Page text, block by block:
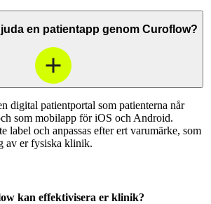
en patientapp genom Curoflow?
digital patientportal som patienterna når
som mobilapp för iOS och Android.
label och anpassas efter ert varumärke, som
av er fysiska klinik.
kan effektivisera er klinik?